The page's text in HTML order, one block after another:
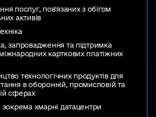
послуг, пов'язаних з обігом
активів
запровадження та підтримка
карткових платіжних
технологічних продуктів для
в оборонній, промисловій та
сферах
зокрема хмарні датацентри